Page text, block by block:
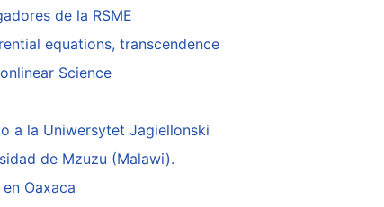
de la RSME
equations, transcendence
Science
a la Uniwersytet Jagiellonski
de Mzuzu (Malawi).
Oaxaca